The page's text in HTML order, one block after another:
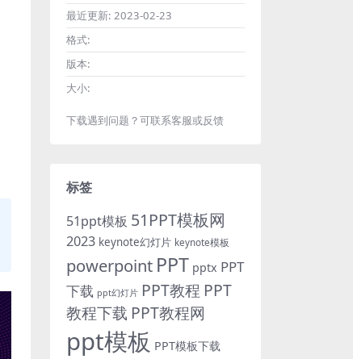
最近更新: 2023-02-23
格式:
版本:
大小:
下载遇到问题？可联系客服或反馈
标签
51ppt模板 51PPT模板网
2023 keynote幻灯片 keynote模板
powerpoint PPT pptx PPT
下载 ppt幻灯片 PPT教程 PPT
教程下载 PPT教程网
ppt模板 PPT模板下载